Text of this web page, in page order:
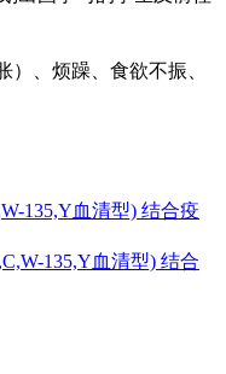
）、烦躁、食欲不振、
135,Y血清型) 结合疫